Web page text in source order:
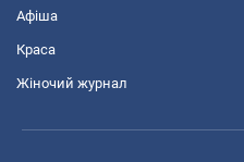
Афіша
Краса
Жіночий журнал